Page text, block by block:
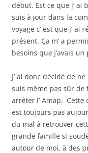
début. Est ce que j’ ai
suis à jour dans la
voyage c’ est que j’
présent. Ça m’ a
besoins que j’avais
J’ ai donc décidé de
suis même pas sûr de
arrêter l’ Amap. Cette
est toujours pas
du mal à retrouver
grande famille si
autour de moi, à des